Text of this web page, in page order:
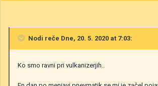
Nodi reče Dne, 20. 5. 2020 at 7:03:
Ko smo ravni pri vulkanizerjih..